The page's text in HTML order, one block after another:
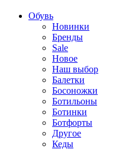
Обувь
Новинки
Бренды
Sale
Новое
Наш выбор
Балетки
Босоножки
Ботильоны
Ботинки
Ботфорты
Другое
Кеды